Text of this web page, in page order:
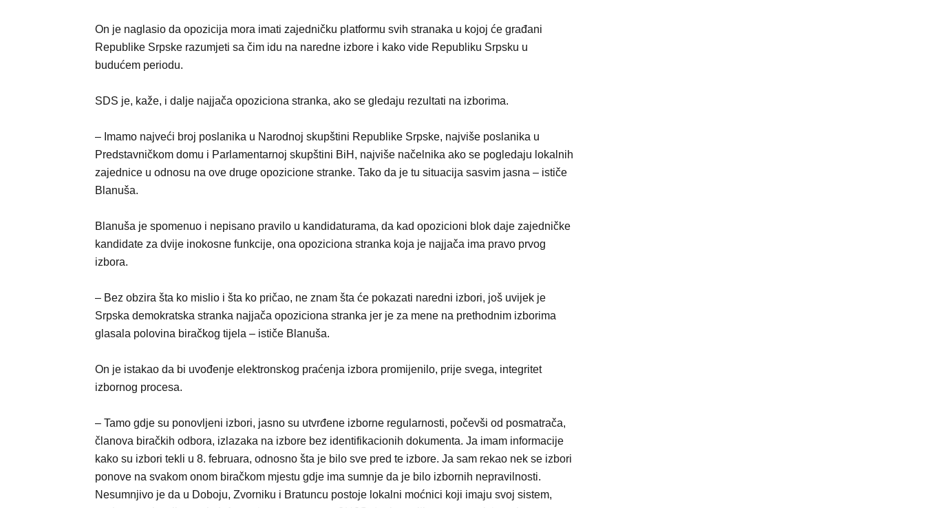
On je naglasio da opozicija mora imati zajedničku platformu svih stranaka u kojoj će građani
Republike Srpske razumjeti sa čim idu na naredne izbore i kako vide Republiku Srpsku u
budućem periodu.
SDS je, kaže, i dalje najjača opoziciona stranka, ako se gledaju rezultati na izborima.
– Imamo najveći broj poslanika u Narodnoj skupštini Republike Srpske, najviše poslanika u
Predstavničkom domu i Parlamentarnoj skupštini BiH, najviše načelnika ako se pogledaju lokalnih
zajednice u odnosu na ove druge opozicione stranke. Tako da je tu situacija sasvim jasna – ističe
Blanuša.
Blanuša je spomenuo i nepisano pravilo u kandidaturama, da kad opozicioni blok daje zajedničke
kandidate za dvije inokosne funkcije, ona opoziciona stranka koja je najjača ima pravo prvog
izbora.
– Bez obzira šta ko mislio i šta ko pričao, ne znam šta će pokazati naredni izbori, još uvijek je
Srpska demokratska stranka najjača opoziciona stranka jer je za mene na prethodnim izborima
glasala polovina biračkog tijela – ističe Blanuša.
On je istakao da bi uvođenje elektronskog praćenja izbora promijenilo, prije svega, integritet
izbornog procesa.
– Tamo gdje su ponovljeni izbori, jasno su utvrđene izborne regularnosti, počevši od posmatrača,
članova biračkih odbora, izlazaka na izbore bez identifikacionih dokumenta. Ja imam informacije
kako su izbori tekli u 8. februara, odnosno šta je bilo sve pred te izbore. Ja sam rekao nek se izbori
ponove na svakom onom biračkom mjestu gdje ima sumnje da je bilo izbornih nepravilnosti.
Nesumnjivo je da u Doboju, Zvorniku i Bratuncu postoje lokalni moćnici koji imaju svoj sistem,